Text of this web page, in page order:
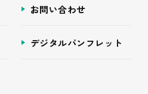
お問い合わせ
デジタルパンフレット